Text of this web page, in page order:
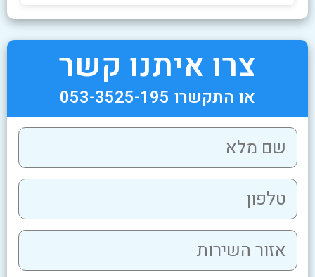
צרו איתנו קשר
או התקשרו 053-3525-195